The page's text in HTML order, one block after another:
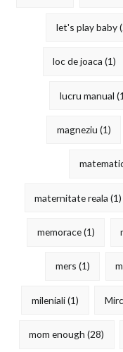
let's play baby
loc de joaca (1)
lucru manual
magneziu (1)
maternitate reala (1)
memorace(1)
mers (1)
mileniali(1)
mom enough (28)